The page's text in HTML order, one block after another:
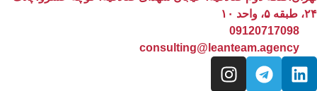
واحد ۱۰
09120717098
consulting@leanteam.agency